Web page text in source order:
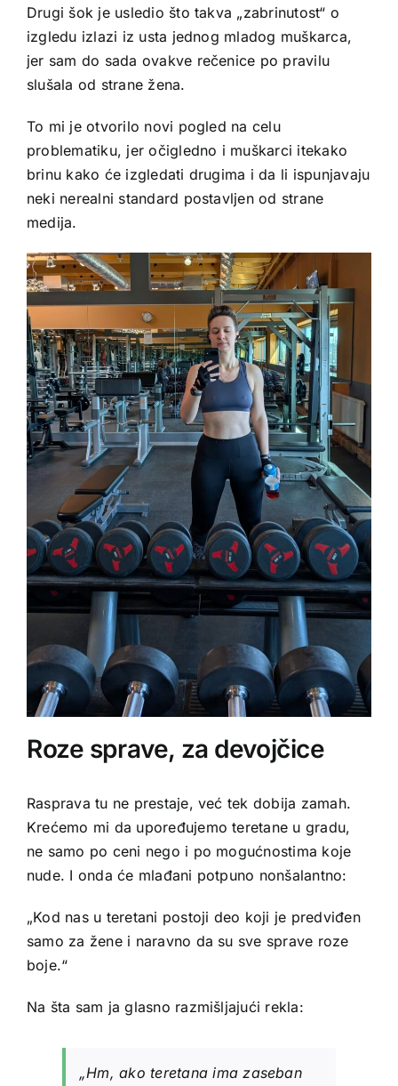
Drugi šok je usledio što takva „zabrinutost“ o
izgledu izlazi iz usta jednog mladog muškarca,
jer sam do sada ovakve rečenice po pravilu
slušala od strane žena.
To mi je otvorilo novi pogled na celu
problematiku, jer očigledno i muškarci itekako
brinu kako će izgledati drugima i da li ispunjavaju
neki nerealni standard postavljen od strane
medija.
Roze sprave, za devojčice
Rasprava tu ne prestaje, već tek dobija zamah.
Krećemo mi da upoređujemo teretane u gradu,
ne samo po ceni nego i po mogućnostima koje
nude. I onda će mlađani potpuno nonšalantno:
„Kod nas u teretani postoji deo koji je predviđen
samo za žene i naravno da su sve sprave roze
boje.“
Na šta sam ja glasno razmišljajući rekla:
„Hm, ako teretana ima zaseban